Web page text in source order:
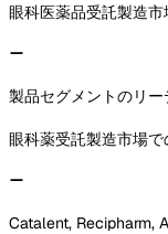
眼科医薬品受託製造
製品セグメントのリー
眼科薬受託製造市場
Catalent, Recipharm,